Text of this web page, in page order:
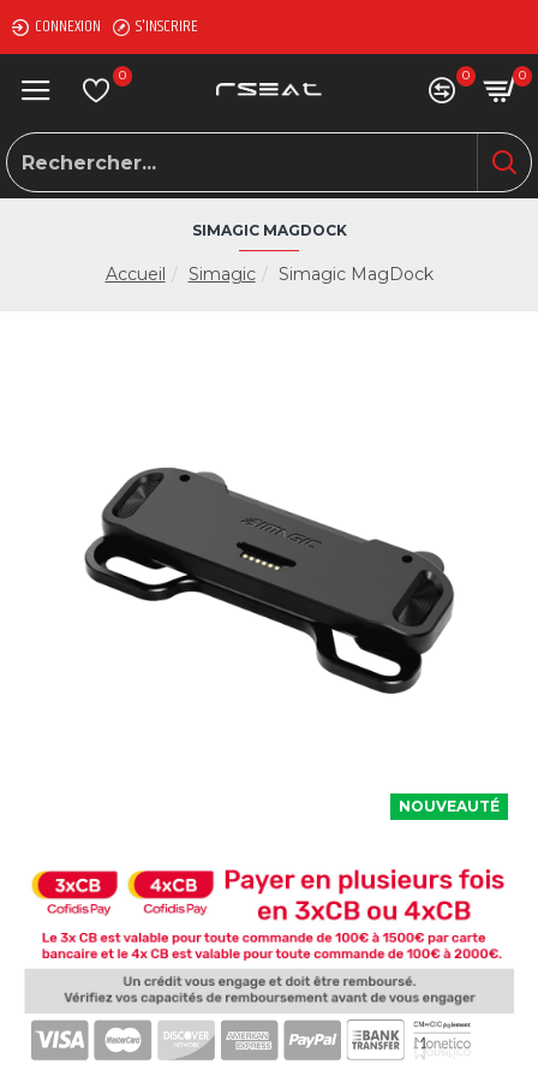
CONNEXION S'INSCRIRE
0 0 0
Accueil Simagic Simagic MagDock
SIMAGIC MAGDOCK
NOUVEAUTÉ